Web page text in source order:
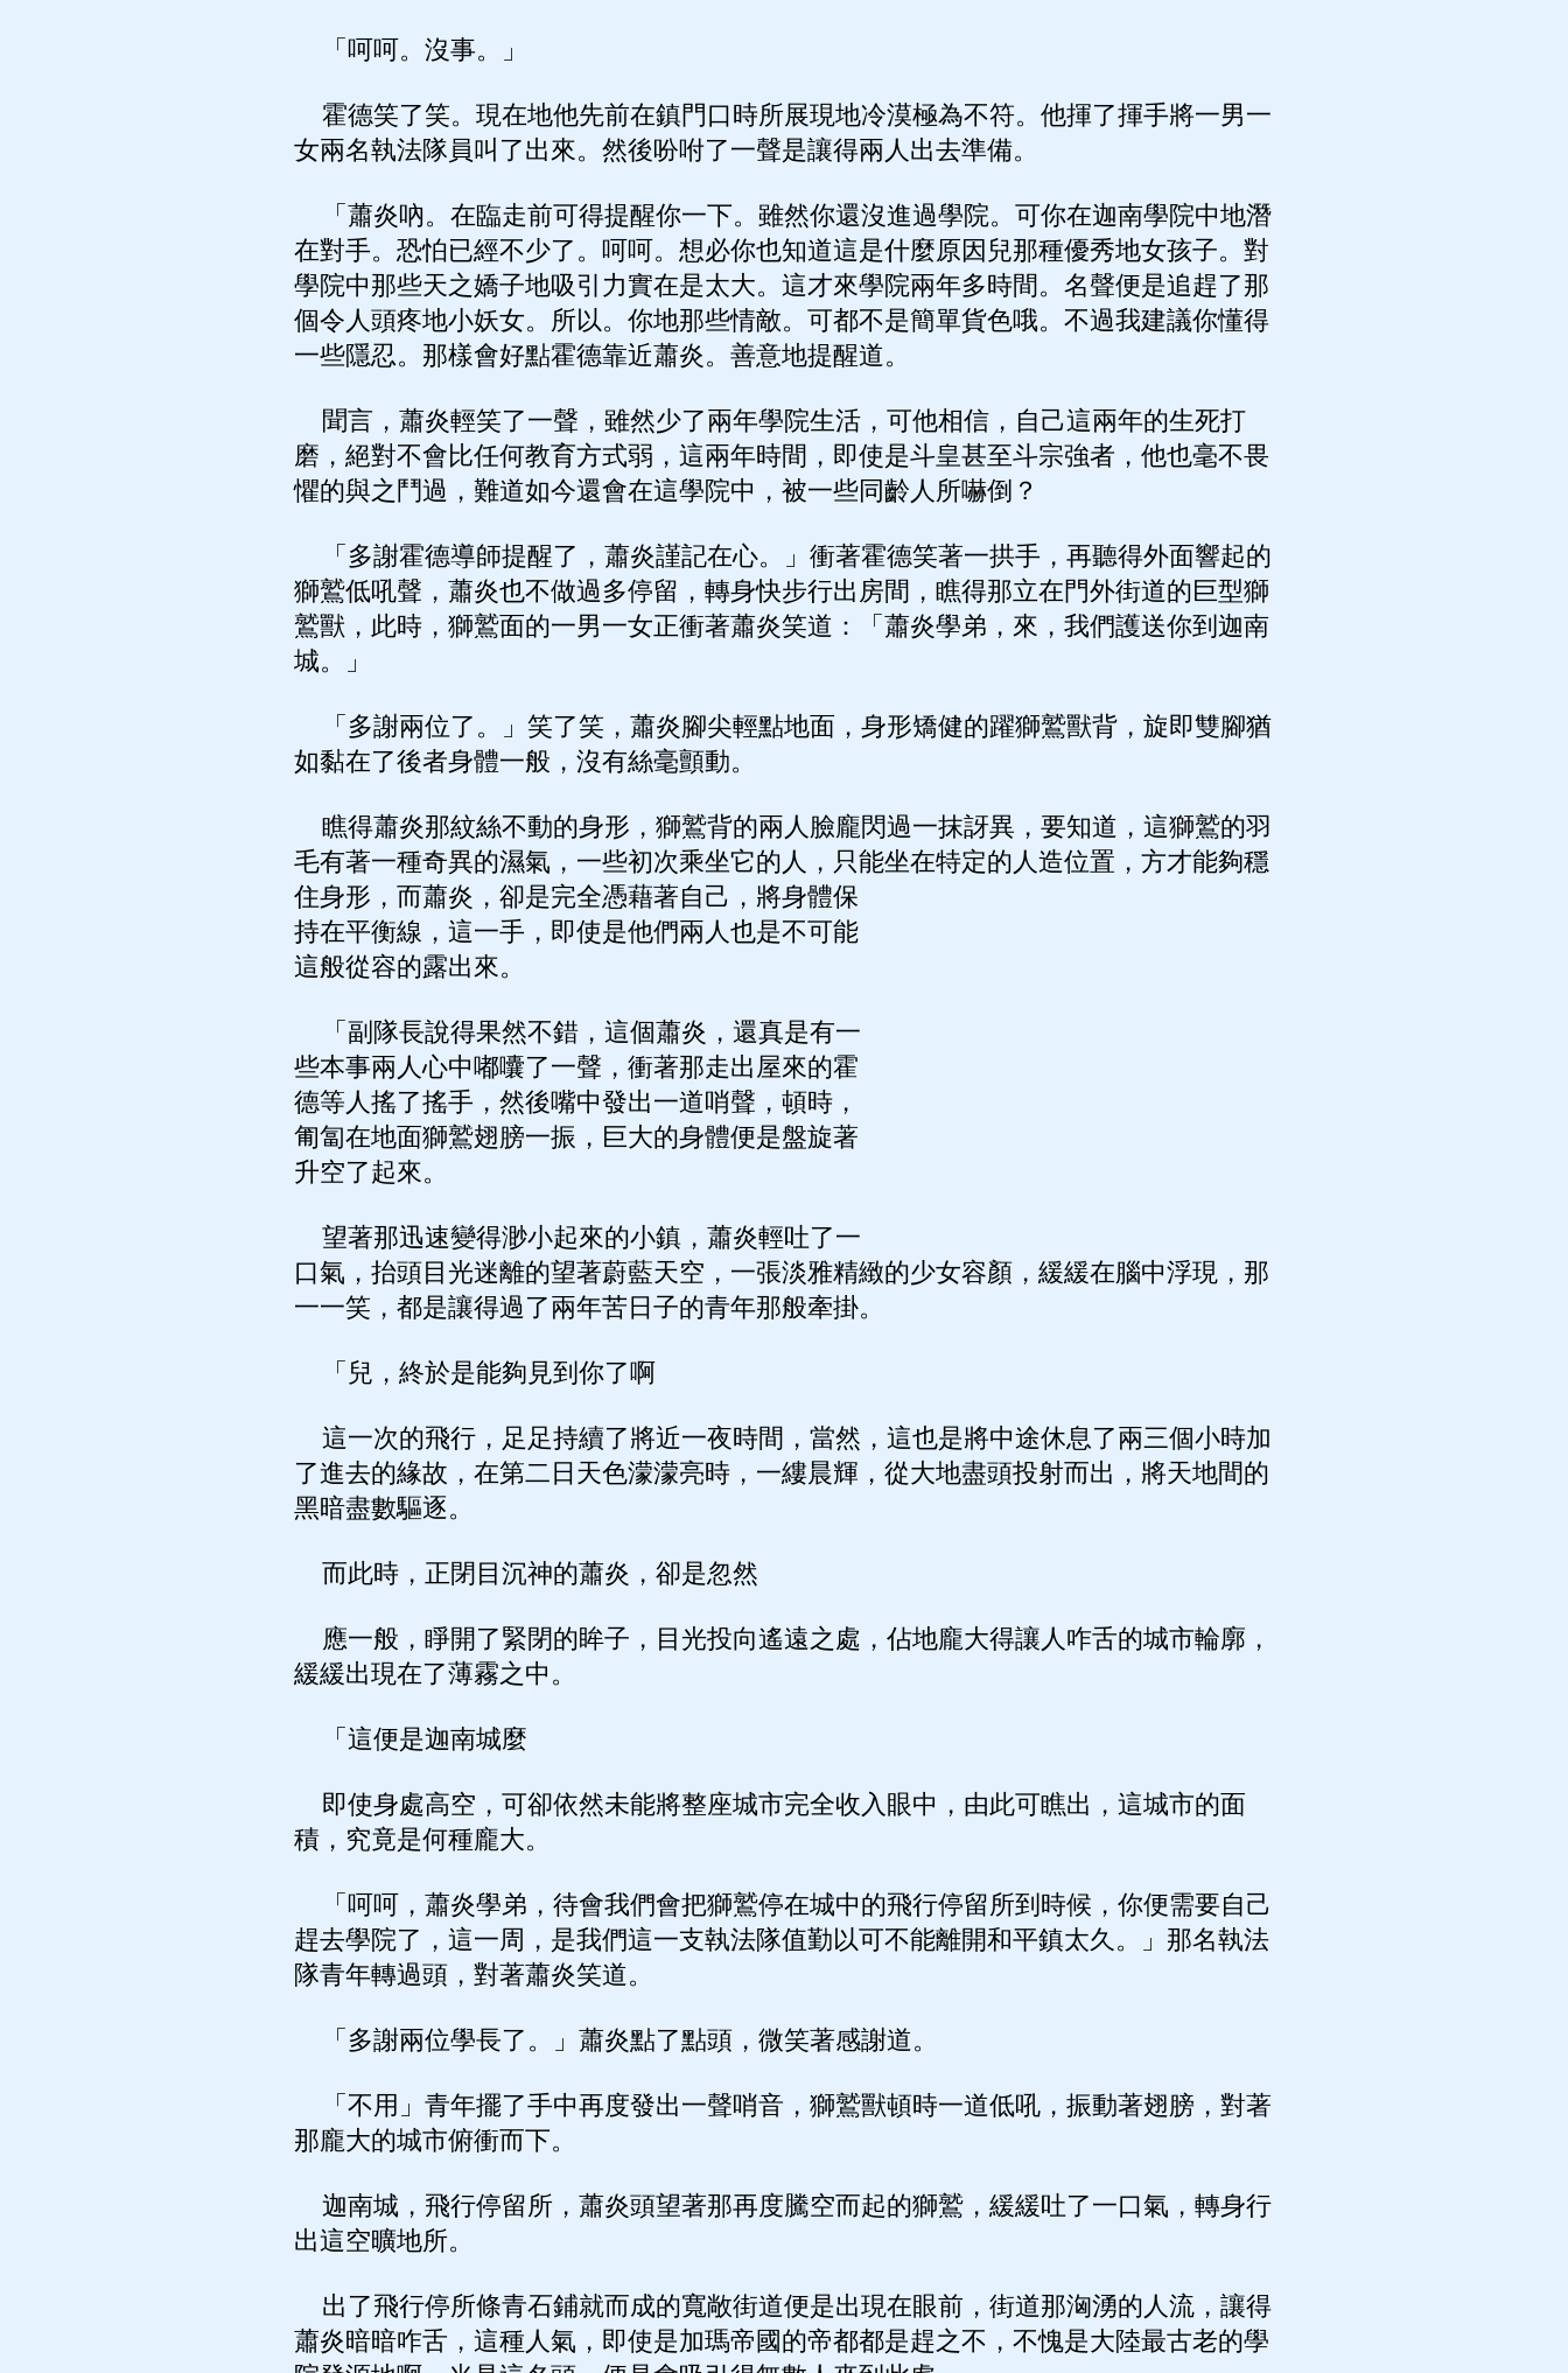
「呵呵。沒事。」
霍德笑了笑。現在地他先前在鎮門口時所展現地冷漠極為不符。他揮了揮手將一男一
女兩名執法隊員叫了出來。然後吩咐了一聲是讓得兩人出去準備。
「蕭炎吶。在臨走前可得提醒你一下。雖然你還沒進過學院。可你在迦南學院中地潛
在對手。恐怕已經不少了。呵呵。想必你也知道這是什麼原因兒那種優秀地女孩子。對
學院中那些天之嬌子地吸引力實在是太大。這才來學院兩年多時間。名聲便是追趕了那
個令人頭疼地小妖女。所以。你地那些情敵。可都不是簡單貨色哦。不過我建議你懂得
一些隱忍。那樣會好點霍德靠近蕭炎。善意地提醒道。
聞言，蕭炎輕笑了一聲，雖然少了兩年學院生活，可他相信，自己這兩年的生死打
磨，絕對不會比任何教育方式弱，這兩年時間，即使是斗皇甚至斗宗強者，他也毫不畏
懼的與之鬥過，難道如今還會在這學院中，被一些同齡人所嚇倒？
「多謝霍德導師提醒了，蕭炎謹記在心。」衝著霍德笑著一拱手，再聽得外面響起的
獅鷲低吼聲，蕭炎也不做過多停留，轉身快步行出房間，瞧得那立在門外街道的巨型獅
鷲獸，此時，獅鷲面的一男一女正衝著蕭炎笑道：「蕭炎學弟，來，我們護送你到迦南
城。」
「多謝兩位了。」笑了笑，蕭炎腳尖輕點地面，身形矯健的躍獅鷲獸背，旋即雙腳猶
如黏在了後者身體一般，沒有絲毫顫動。
瞧得蕭炎那紋絲不動的身形，獅鷲背的兩人臉龐閃過一抹訝異，要知道，這獅鷲的羽
毛有著一種奇異的濕氣，一些初次乘坐它的人，只能坐在特定的人造位置，方才能夠穩
住身形，而蕭炎，卻是完全憑藉著自己，將身體保
持在平衡線，這一手，即使是他們兩人也是不可能
這般從容的露出來。
「副隊長說得果然不錯，這個蕭炎，還真是有一
些本事兩人心中嘟囔了一聲，衝著那走出屋來的霍
德等人搖了搖手，然後嘴中發出一道哨聲，頓時，
匍匐在地面獅鷲翅膀一振，巨大的身體便是盤旋著
升空了起來。
望著那迅速變得渺小起來的小鎮，蕭炎輕吐了一
口氣，抬頭目光迷離的望著蔚藍天空，一張淡雅精緻的少女容顏，緩緩在腦中浮現，那
一一笑，都是讓得過了兩年苦日子的青年那般牽掛。
「兒，終於是能夠見到你了啊
這一次的飛行，足足持續了將近一夜時間，當然，這也是將中途休息了兩三個小時加
了進去的緣故，在第二日天色濛濛亮時，一縷晨輝，從大地盡頭投射而出，將天地間的
黑暗盡數驅逐。
而此時，正閉目沉神的蕭炎，卻是忽然
應一般，睜開了緊閉的眸子，目光投向遙遠之處，佔地龐大得讓人咋舌的城市輪廓，
緩緩出現在了薄霧之中。
「這便是迦南城麼
即使身處高空，可卻依然未能將整座城市完全收入眼中，由此可瞧出，這城市的面
積，究竟是何種龐大。
「呵呵，蕭炎學弟，待會我們會把獅鷲停在城中的飛行停留所到時候，你便需要自己
趕去學院了，這一周，是我們這一支執法隊值勤以可不能離開和平鎮太久。」那名執法
隊青年轉過頭，對著蕭炎笑道。
「多謝兩位學長了。」蕭炎點了點頭，微笑著感謝道。
「不用」青年擺了手中再度發出一聲哨音，獅鷲獸頓時一道低吼，振動著翅膀，對著
那龐大的城市俯衝而下。
迦南城，飛行停留所，蕭炎頭望著那再度騰空而起的獅鷲，緩緩吐了一口氣，轉身行
出這空曠地所。
出了飛行停所條青石鋪就而成的寬敞街道便是出現在眼前，街道那洶湧的人流，讓得
蕭炎暗暗咋舌，這種人氣，即使是加瑪帝國的帝都都是趕之不，不愧是大陸最古老的學